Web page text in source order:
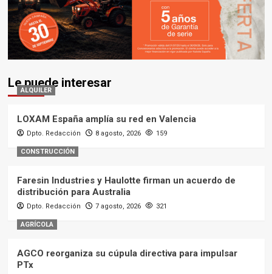
Le puede interesar
ALQUILER
LOXAM España amplía su red en Valencia
Dpto. Redacción 8 agosto, 2026 159
CONSTRUCCIÓN
Faresin Industries y Haulotte firman un acuerdo de
distribución para Australia
Dpto. Redacción 7 agosto, 2026 321
AGRÍCOLA
AGCO reorganiza su cúpula directiva para impulsar
PTx